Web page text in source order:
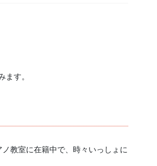
す。
教室に在籍中で、時々いっしょに